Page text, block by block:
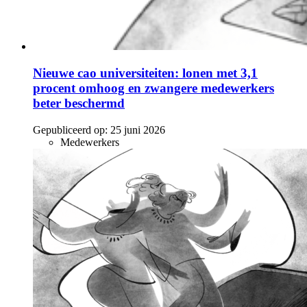
Nieuwe cao universiteiten: lonen met 3,1
procent omhoog en zwangere medewerkers
beter beschermd
Gepubliceerd op: 25 juni 2026
Medewerkers